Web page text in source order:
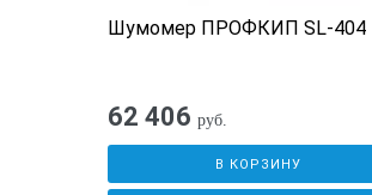
Временные
Шумомер ПРОФКИП SL-404
62 406 руб.
В КОРЗИНУ